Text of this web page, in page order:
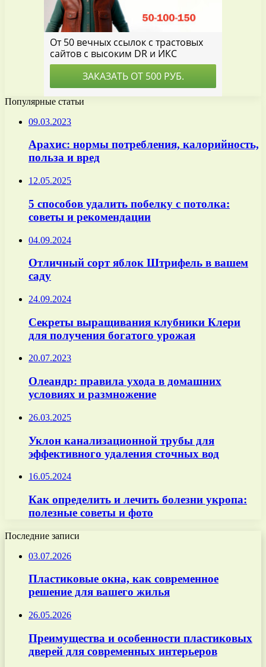
Популярные статьи
09.03.2023
Арахис: нормы потребления, калорийность,
польза и вред
12.05.2025
5 способов удалить побелку с потолка:
советы и рекомендации
04.09.2024
Отличный сорт яблок Штрифель в вашем
саду
24.09.2024
Секреты выращивания клубники Клери
для получения богатого урожая
20.07.2023
Олеандр: правила ухода в домашних
условиях и размножение
26.03.2025
Уклон канализационной трубы для
эффективного удаления сточных вод
16.05.2024
Как определить и лечить болезни укропа:
полезные советы и фото
Последние записи
03.07.2026
Пластиковые окна, как современное
решение для вашего жилья
26.05.2026
Преимущества и особенности пластиковых
дверей для современных интерьеров